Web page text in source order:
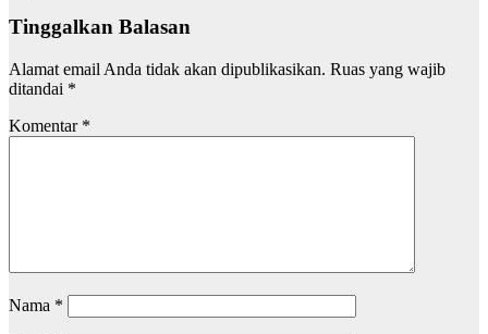
Tinggalkan Balasan
Alamat email Anda tidak akan dipublikasikan. Ruas yang wajib
ditandai *
Komentar *
Nama *